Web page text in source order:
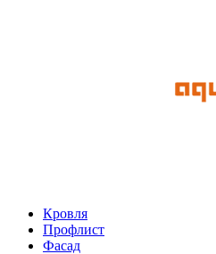
Кровля
Профлист
Фасад